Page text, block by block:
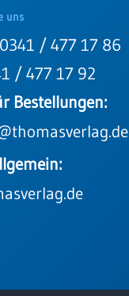
uns
0341 / 477 17 86
/ 477 17 92
Bestellungen: